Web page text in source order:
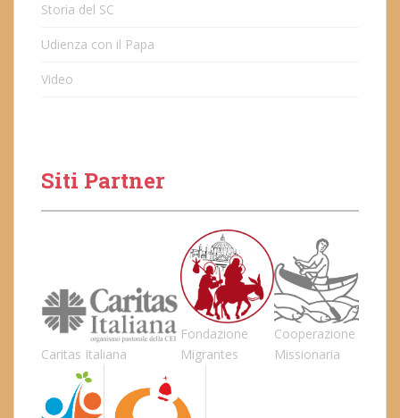
Storia del SC
Udienza con il Papa
Video
Siti Partner
Caritas Italiana
Fondazione
Migrantes
Cooperazione
Missionaria